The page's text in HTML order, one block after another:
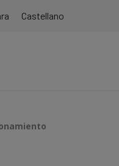
Castellano